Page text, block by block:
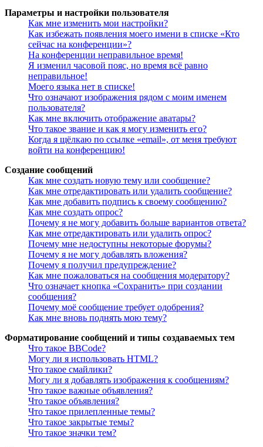
Параметры и настройки пользователя
Как мне изменить мои настройки?
Как избежать появления моего имени в списке «Кто
сейчас на конференции»?
На конференции неправильное время!
Я изменил часовой пояс, но время всё равно
неправильное!
Моего языка нет в списке!
Что означают изображения рядом с моим именем
пользователя?
Как мне включить отображение аватары?
Что такое звание и как я могу изменить его?
Когда я щёлкаю по ссылке «email», от меня требуют
войти на конференцию!
Создание сообщений
Как мне создать новую тему или сообщение?
Как мне отредактировать или удалить сообщение?
Как мне добавить подпись к своему сообщению?
Как мне создать опрос?
Почему я не могу добавить больше вариантов ответа?
Как мне отредактировать или удалить опрос?
Почему мне недоступны некоторые форумы?
Почему я не могу добавлять вложения?
Почему я получил предупреждение?
Как мне пожаловаться на сообщения модератору?
Что означает кнопка «Сохранить» при создании
сообщения?
Почему моё сообщение требует одобрения?
Как мне вновь поднять мою тему?
Форматирование сообщений и типы создаваемых тем
Что такое BBCode?
Могу ли я использовать HTML?
Что такое смайлики?
Могу ли я добавлять изображения к сообщениям?
Что такое важные объявления?
Что такое объявления?
Что такое прилепленные темы?
Что такое закрытые темы?
Что такое значки тем?